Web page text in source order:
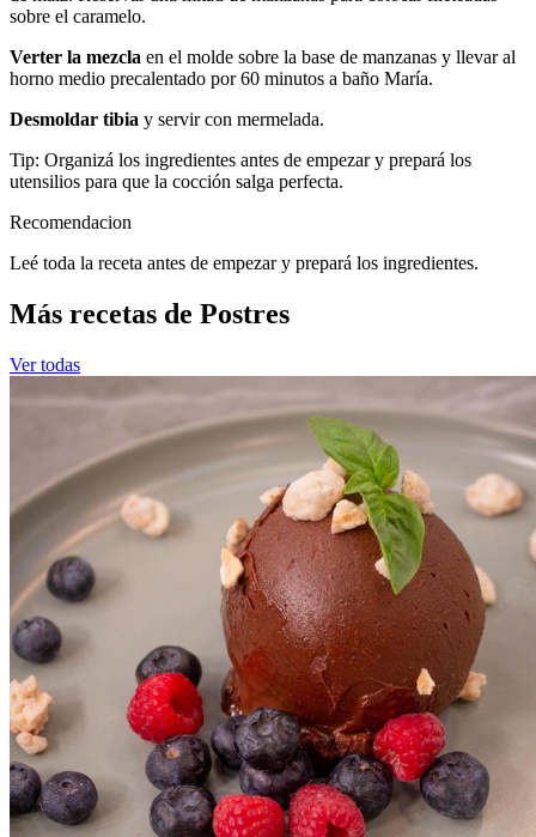
sobre el caramelo.
Verter la mezcla en el molde sobre la base de manzanas y llevar al
horno medio precalentado por 60 minutos a baño María.
Desmoldar tibia y servir con mermelada.
Tip: Organizá los ingredientes antes de empezar y prepará los
utensilios para que la cocción salga perfecta.
Recomendacion
Leé toda la receta antes de empezar y prepará los ingredientes.
Más recetas de Postres
Ver todas